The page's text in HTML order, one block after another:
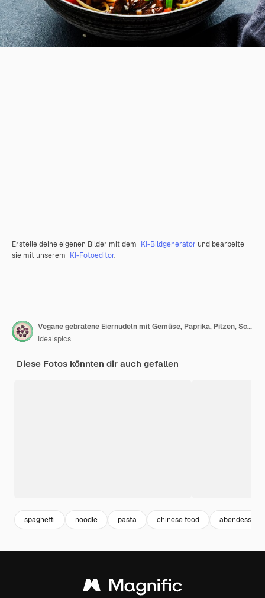
Erstelle deine eigenen Bilder mit dem KI-Bildgenerator und bearbeite
sie mit unserem KI-Fotoeditor.
Vegane gebratene Eiernudeln mit Gemüse, Paprika, Pilzen, Schnittlauch und Sesamsamen in Schüssel Asiatische Küche Gericht Draufsicht auf den schwarzen Tischhintergrund
Idealspics
Diese Fotos könnten dir auch gefallen
spaghetti noodle pasta chinese food abendessen